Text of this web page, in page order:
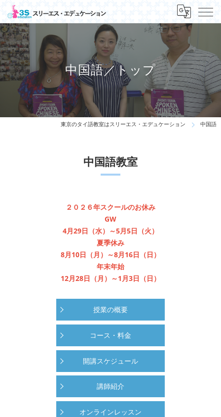
中国語／トップ
東京のタイ語教室はスリーエス・エデュケーション 中国語
中国語教室
２０２６年スクールのお休み
GW
4月29日（水）～5月5日（火）
夏季休み
8月10日（月）～8月16日（日）
年末年始
12月28日（月）～1月3日（日）
授業の概要
コース・料金
開講スケジュール
講師紹介
オンラインレッスン